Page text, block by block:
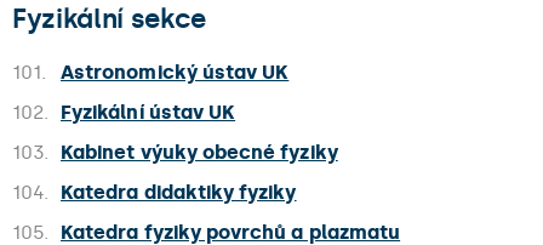
Fyzikální sekce
101.
Astronomický ústav UK
102.
Fyzikální ústav UK
103.
Kabinet výuky obecné fyziky
104.
Katedra didaktiky fyziky
105.
Katedra fyziky povrchů a plazmatu